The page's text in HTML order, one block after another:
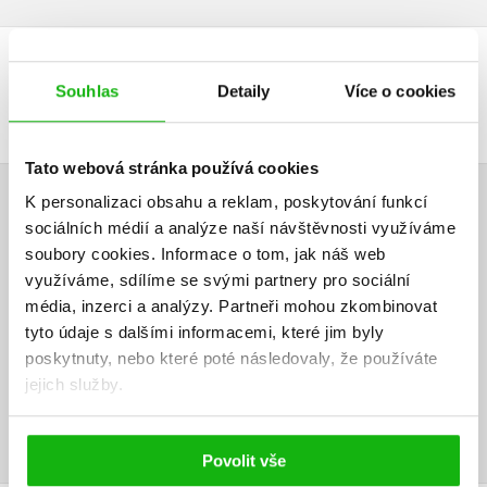
Souhlas Detaily Více o cookies
Tato webová stránka používá cookies
K personalizaci obsahu a reklam, poskytování funkcí
sociálních médií a analýze naší návštěvnosti využíváme
soubory cookies. Informace o tom, jak náš web
využíváme, sdílíme se svými partnery pro sociální
média, inzerci a analýzy. Partneři mohou zkombinovat
tyto údaje s dalšími informacemi, které jim byly
poskytnuty, nebo které poté následovaly, že používáte
jejich služby.
Povolit vše
DALŠÍ TITULY Z ŘADY "KRÁĽOVSTVO ZVIERAT (SK)"
HODNOCENÍ ČTENÁŘŮ
V současné době nejsou vytvořena žádná uživatelská hodnocení.
Vaše hodnocení
Uživatelskou recenzi mohou vkládat pouze registrovaní uživatelé
Přihlásit